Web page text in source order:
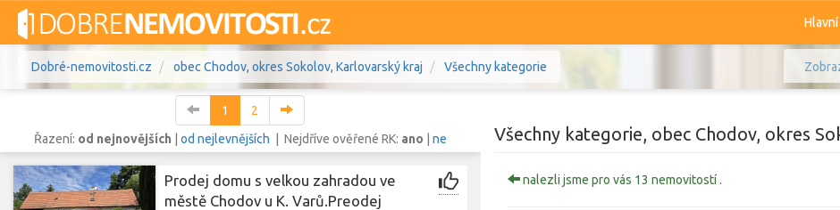
Dobré-nemovitosti.cz obec Chodov, okres Sokolov, Karlovarský kraj Všechny kategorie
Vše Byty Domy Pozemky Komerční
1
2
Řazení: od nejnovějších od nejlevnějších | Nejdříve ověřené RK: ano ne
Prodej domu s velkou zahradou ve
městě Chodov u K. Varů.Preodej
Všechny kategorie, obec Chodov, okres
nalezli jsme pro vás 13 nemovitostí .